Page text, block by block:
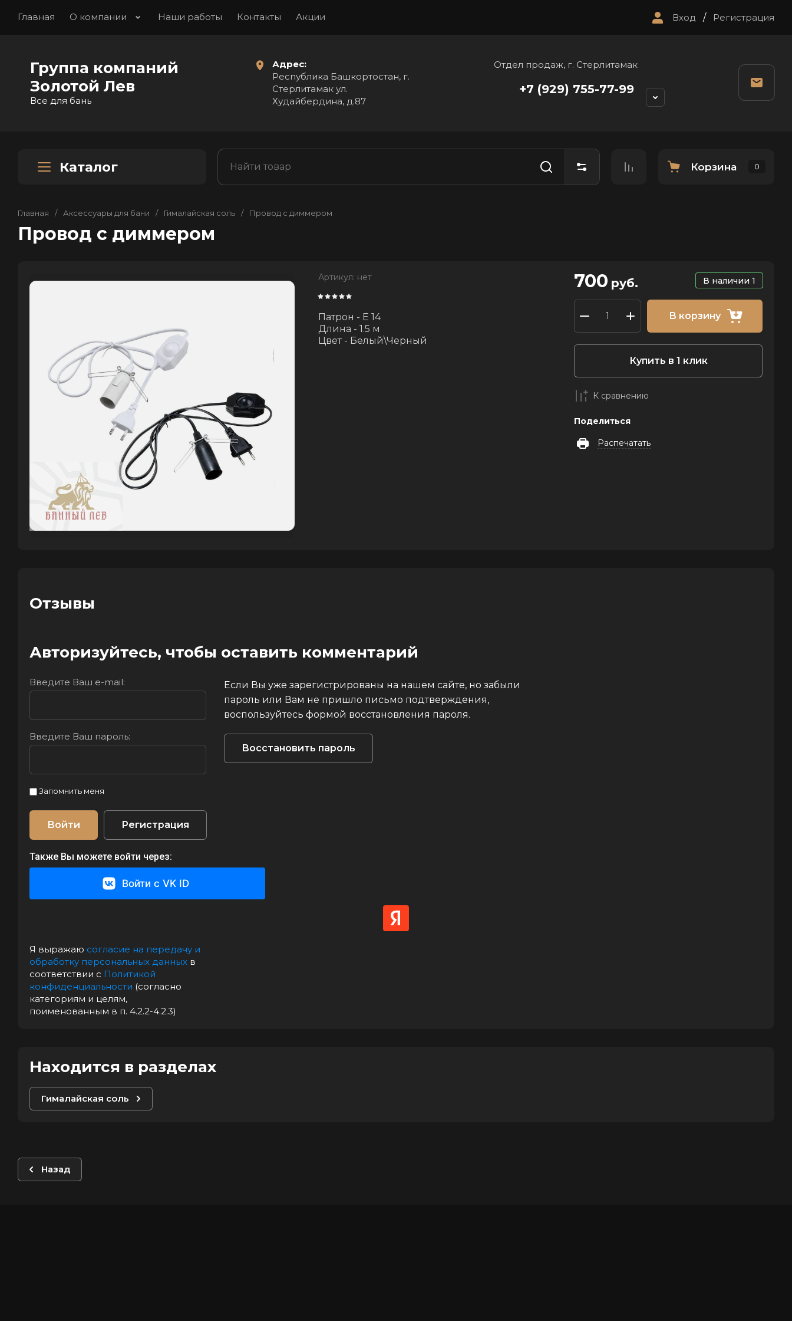
Главная О компании Наши работы Контакты Акции Вход / Регистрация
Группа компаний
Золотой Лев
Все для бань
Адрес:
Республика Башкортостан, г.
Стерлитамак ул.
Худайбердина, д.87
Отдел продаж, г. Стерлитамак
+7 (929) 755-77-99
Каталог Корзина 0
Главная / Аксессуары для бани / Гималайская соль / Провод с диммером
Провод с диммером
Артикул: нет
Патрон - Е 14
Длина - 1.5 м
Цвет - Белый\Черный
В наличии 1
700 руб.
В корзину
Купить в 1 клик
К сравнению
Поделиться
Распечатать
Отзывы
Авторизуйтесь, чтобы оставить комментарий
Введите Ваш e-mail:
Введите Ваш пароль:
Запомнить меня
Войти Регистрация
Если Вы уже зарегистрированы на нашем сайте, но забыли
пароль или Вам не пришло письмо подтверждения,
воспользуйтесь формой восстановления пароля.
Восстановить пароль
Также Вы можете войти через:
Войти с VK ID
Я выражаю согласие на передачу и
обработку персональных данных в
соответствии с Политикой
конфиденциальности (согласно
категориям и целям,
поименованным в п. 4.2.2-4.2.3)
Находится в разделах
Гималайская соль
Назад